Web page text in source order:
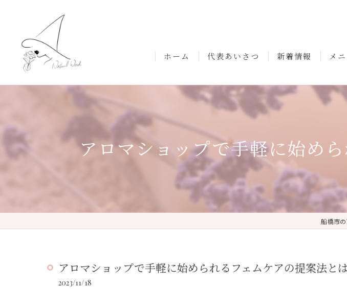
ホーム 代表あいさつ 新着情報 メ
アロマショップで手軽に始め
船橋市
アロマショップで手軽に始められるフェムケアの提案法と
2023/11/18